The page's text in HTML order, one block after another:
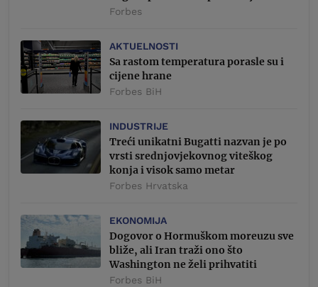
Forbes
AKTUELNOSTI
Sa rastom temperatura porasle su i
cijene hrane
Forbes BiH
INDUSTRIJE
Treći unikatni Bugatti nazvan je po
vrsti srednjovjekovnog viteškog
konja i visok samo metar
Forbes Hrvatska
EKONOMIJA
Dogovor o Hormuškom moreuzu sve
bliže, ali Iran traži ono što
Washington ne želi prihvatiti
Forbes BiH